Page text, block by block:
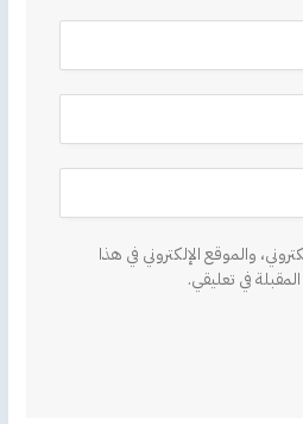
والموقع الإلكتروني في هذا
في تعليقي.